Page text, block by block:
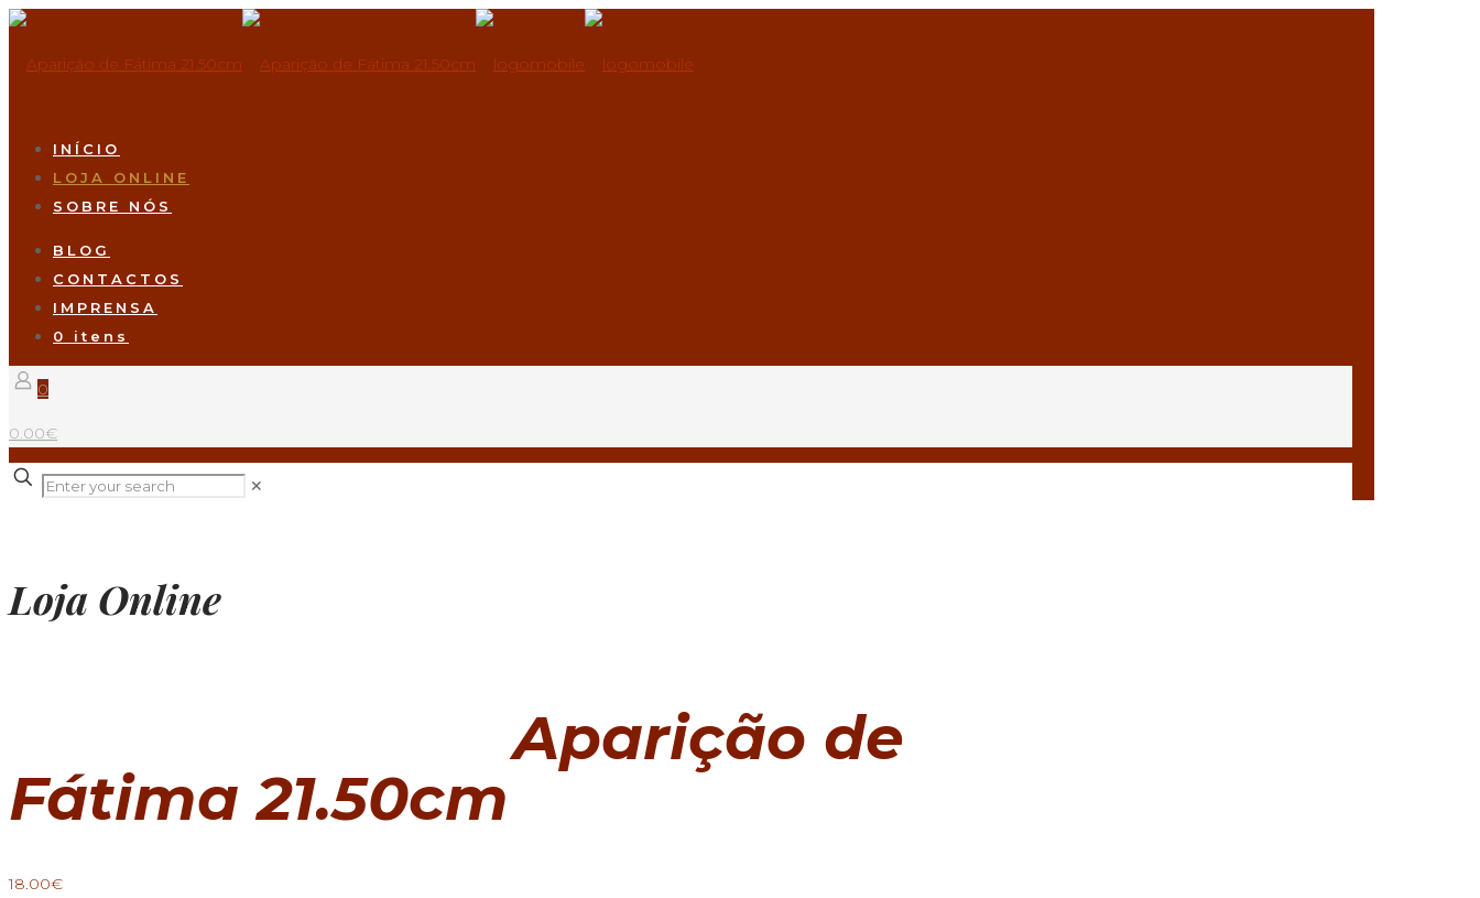
INÍCIO
LOJA ONLINE
SOBRE NÓS
BLOG
CONTACTOS
IMPRENSA
0 itens
0
0.00€
✕
Loja Online
Aparição de
Fátima 21.50cm
18.00€